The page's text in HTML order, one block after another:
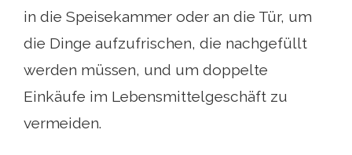
in die Speisekammer oder an die Tür, um
die Dinge aufzufrischen, die nachgefüllt
werden müssen, und um doppelte
Einkäufe im Lebensmittelgeschäft zu
vermeiden.